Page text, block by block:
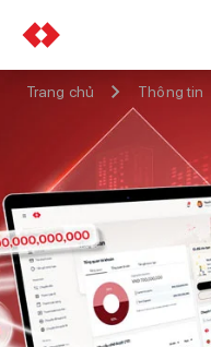
Trang chủ Thông tin